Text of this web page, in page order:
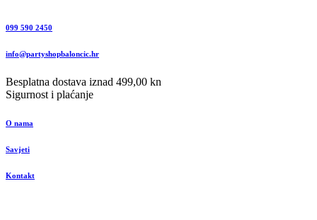
099 590 2450
info@partyshopbaloncic.hr
Besplatna dostava iznad 499,00 kn
Sigurnost i plaćanje
O nama
Savjeti
Kontakt